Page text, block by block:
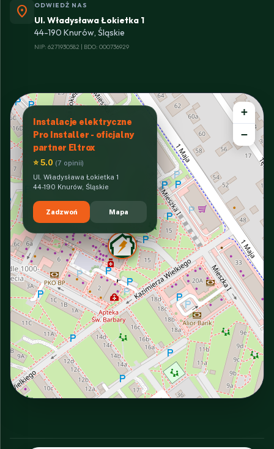
location_on ODWIEDŹ NAS
Ul. Władysława Łokietka 1
44-190 Knurów, Śląskie
NIP: 6271930582 | BDO: 000736929
Instalacje elektryczne
Pro Installer - oficjalny
partner Eltrox
⭐ 5.0 (7 opinii)
Ul. Władysława Łokietka 1
44-190 Knurów, Śląskie
Zadzwoń Mapa
+
−
INTERACTIVE VIEW